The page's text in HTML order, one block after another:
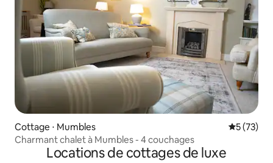
Cottage ⋅ Mumbles
5 (73)
Charmant chalet à Mumbles - 4 couchages
Locations de cottages de luxe